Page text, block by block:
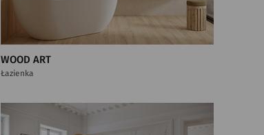
WOOD ART
Łazienka